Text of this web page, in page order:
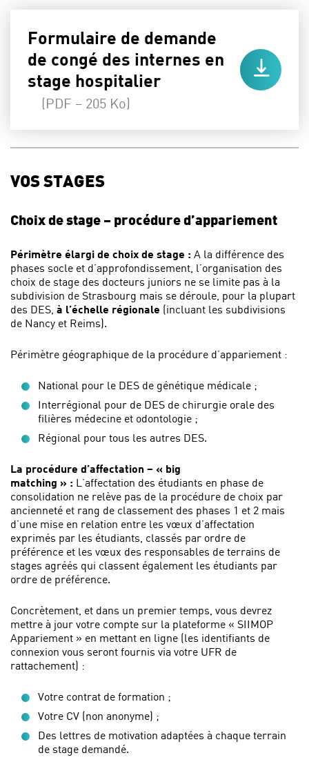
Formulaire de demande
de congé des internes en
stage hospitalier
(PDF – 205 Ko)
VOS STAGES
Choix de stage – procédure d’appariement
Périmètre élargi de choix de stage : A la différence des
phases socle et d’approfondissement, l’organisation des
choix de stage des docteurs juniors ne se limite pas à la
subdivision de Strasbourg mais se déroule, pour la plupart
des DES, à l’échelle régionale (incluant les subdivisions
de Nancy et Reims).
Périmètre géographique de la procédure d’appariement :
National pour le DES de génétique médicale ;
Interrégional pour de DES de chirurgie orale des
filières médecine et odontologie ;
Régional pour tous les autres DES.
La procédure d’affectation – « big
matching » : L’affectation des étudiants en phase de
consolidation ne relève pas de la procédure de choix par
ancienneté et rang de classement des phases 1 et 2 mais
d’une mise en relation entre les vœux d’affectation
exprimés par les étudiants, classés par ordre de
préférence et les vœux des responsables de terrains de
stages agréés qui classent également les étudiants par
ordre de préférence.
Concrètement, et dans un premier temps, vous devrez
mettre à jour votre compte sur la plateforme « SIIMOP
Appariement » en mettant en ligne (les identifiants de
connexion vous seront fournis via votre UFR de
rattachement) :
Votre contrat de formation ;
Votre CV (non anonyme) ;
Des lettres de motivation adaptées à chaque terrain
de stage demandé.